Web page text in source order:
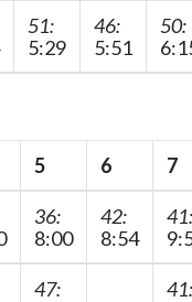
51:
5:29
46:
5:51
50:
5 6 7
36:
8:00
42:
8:54
41:
47:
41: